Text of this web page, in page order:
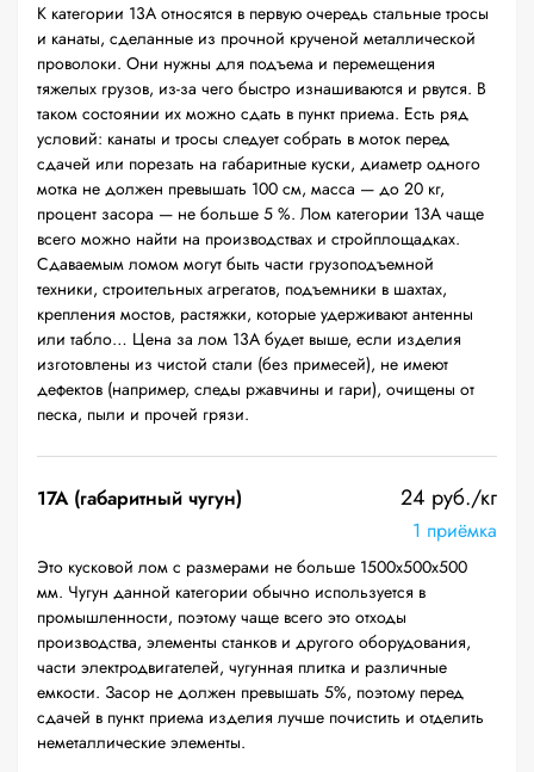
К категории 13А относятся в первую очередь стальные тросы
и канаты, сделанные из прочной крученой металлической
проволоки. Они нужны для подъема и перемещения
тяжелых грузов, из-за чего быстро изнашиваются и рвутся. В
таком состоянии их можно сдать в пункт приема. Есть ряд
условий: канаты и тросы следует собрать в моток перед
сдачей или порезать на габаритные куски, диаметр одного
мотка не должен превышать 100 см, масса — до 20 кг,
процент засора — не больше 5 %. Лом категории 13А чаще
всего можно найти на производствах и стройплощадках.
Сдаваемым ломом могут быть части грузоподъемной
техники, строительных агрегатов, подъемники в шахтах,
крепления мостов, растяжки, которые удерживают антенны
или табло… Цена за лом 13А будет выше, если изделия
изготовлены из чистой стали (без примесей), не имеют
дефектов (например, следы ржавчины и гари), очищены от
песка, пыли и прочей грязи.
17А (габаритный чугун) 24 руб./кг
1 приёмка
Это кусковой лом с размерами не больше 1500х500х500
мм. Чугун данной категории обычно используется в
промышленности, поэтому чаще всего это отходы
производства, элементы станков и другого оборудования,
части электродвигателей, чугунная плитка и различные
емкости. Засор не должен превышать 5%, поэтому перед
сдачей в пункт приема изделия лучше почистить и отделить
неметаллические элементы.